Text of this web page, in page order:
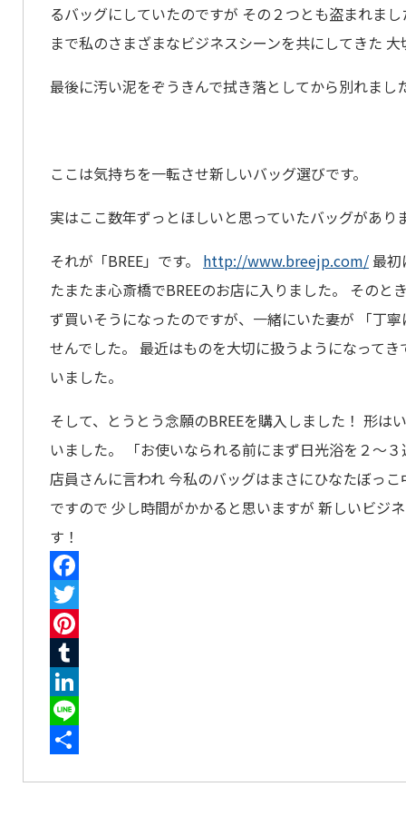
るバッグにしていたのですが その２つとも盗まれま
まで私のさまざまなビジネスシーンを共にしてきた
最後に汚い泥をぞうきんで拭き落としてから別れまし
ここは気持ちを一転させ新しいバッグ選びです。
実はここ数年ずっとほしいと思っていたバッグがあり
それが「BREE」です。 http://www.breejp.com/最初
たまたま心斎橋でBREEのお店に入りました。 その
ず買いそうになったのですが、一緒にいた妻が 「丁
せんでした。 最近はものを大切に扱うようになって
いました。
そして、とうとう念願のBREEを購入しました！ 形は
いました。 「お使いなられる前にまず日光浴を２～
店員さんに言われ 今私のバッグはまさにひなたぼっ
ですので 少し時間がかかると思いますが 新しいビジ
す！
Facebook
Twitter
Pinterest
Tumblr
LinkedIn
Line
有